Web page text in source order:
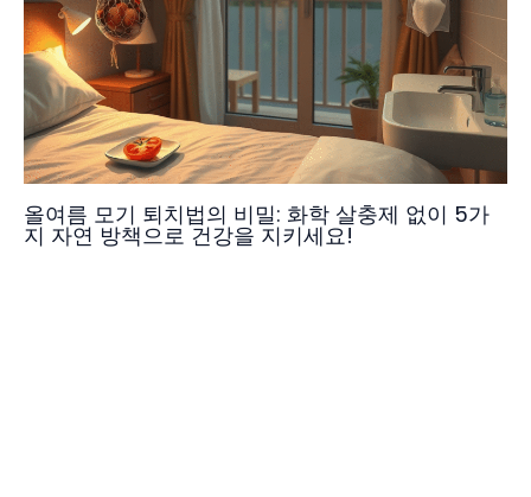
올여름 모기 퇴치법의 비밀: 화학 살충제 없이 5가
지 자연 방책으로 건강을 지키세요!